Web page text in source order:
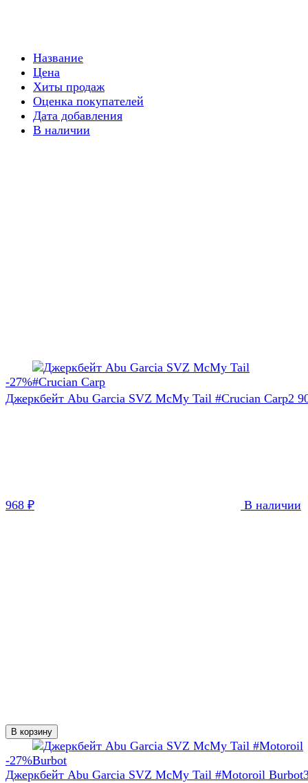
Название
Цена
Хиты продаж
Оценка покупателей
Дата добавления
В наличии
-27%
Джеркбейт Abu Garcia SVZ McMy Tail #Crucian Carp2
968 ₽ В наличии
В корзину
-27%
Джеркбейт Abu Garcia SVZ McMy Tail #Motoroil Burbot